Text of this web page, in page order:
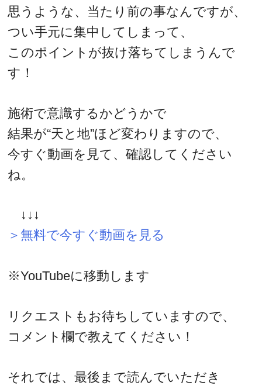
思うような、当たり前の事なんですが、
つい手元に集中してしまって、
このポイントが抜け落ちてしまうんで
す！
施術で意識するかどうかで
結果が“天と地”ほど変わりますので、
今すぐ動画を見て、確認してください
ね。
↓↓↓
＞無料で今すぐ動画を見る
※YouTubeに移動します
リクエストもお待ちしていますので、
コメント欄で教えてください！
それでは、最後まで読んでいただき